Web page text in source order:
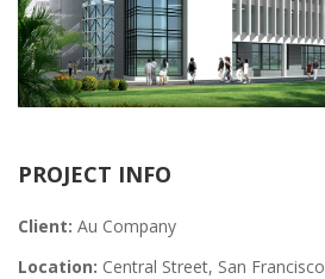
PROJECT INFO
Client: Au Company
Location: Central Street, San Francisco